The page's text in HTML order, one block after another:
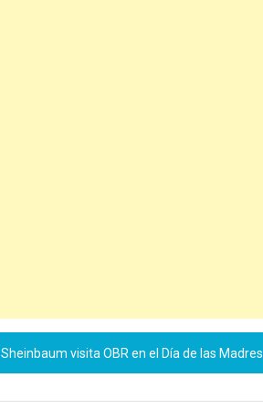
Sheinbaum visita OBR en el Día de las Madres